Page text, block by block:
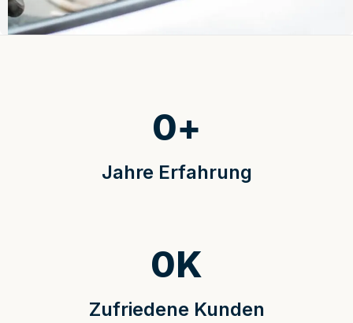
Jahre Erfahrung
0+
Zufriedene Kunden
0K